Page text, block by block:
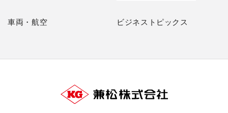
車両・航空 ビジネストピックス